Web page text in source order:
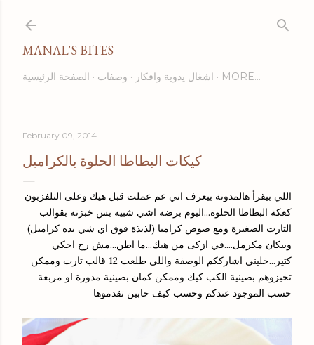
MANAL'S BITES
الصفحة الرئيسية وصفات اشغال يدوية وافكار MORE…
February 09, 2014
كيكات البطاطا الحلوة بالكراميل
اللي بيقرأ هالمدونة بيعرف اني عم عملت قبل هيك وعلى التلفزبون
كعكة البطاطا الحلوة...اليوم برضه اشي شبيه بس خبزته بقوالب
التارت الصغيرة ومع صوص كراميا (لذيذة فوق اي شي بده كراميل)
وبيكان مكرمل....في ازكى من هيك...ما اطن...مش رح احكي
كتير...خليني اشارككم الوصفة واللي طلعت 12 قالب تارت وممكن
تخبزوهم بصينية الكب كيك وممكن كمان بصينية مدورة او مربعة
حسب الموجود عندكم وحسب كيف حابين تقدموها